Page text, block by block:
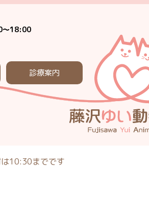
～18:00
診療案内
10:30までです